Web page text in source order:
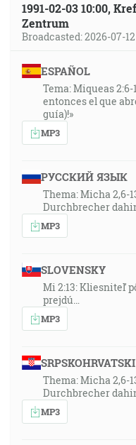
1991-02-03 10:00,
Zentrum
Broadcasted: 2026-07-12
ESPAÑOL
Tema: Miqueas 2:6-
entonces el que
guía)!»
MP3
РУССКИЙ ЯЗЫК
Thema: Micha 2,6-
Durchbrecher
MP3
SLOVENSKY
Mi 2:13: Kliesniteľ
prejdú…
MP3
SRPSKOHRVATSKI
Thema: Micha 2,6-
Durchbrecher
MP3